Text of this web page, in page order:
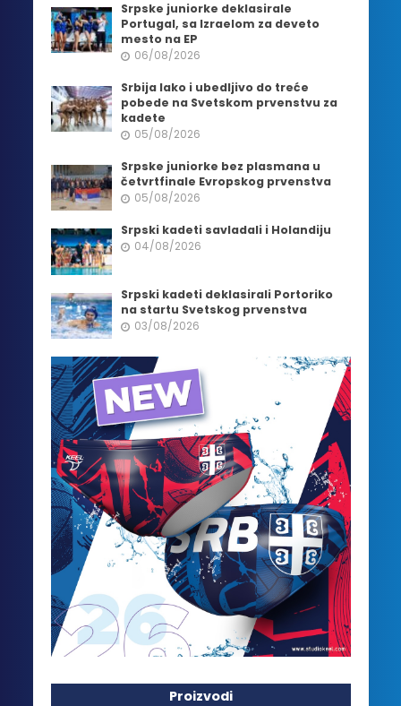
Srpske juniorke deklasirale
Portugal, sa Izraelom za deveto
mesto na EP
06/08/2026
Srbija lako i ubedljivo do treće
pobede na Svetskom prvenstvu za
kadete
05/08/2026
Srpske juniorke bez plasmana u
četvrtfinale Evropskog prvenstva
05/08/2026
Srpski kadeti savladali i Holandiju
04/08/2026
Srpski kadeti deklasirali Portoriko
na startu Svetskog prvenstva
03/08/2026
Proizvodi